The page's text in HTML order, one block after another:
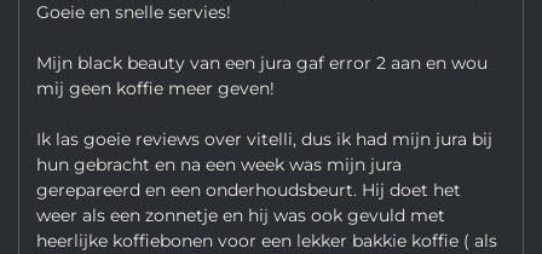
Goeie en snelle servies!
Mijn black beauty van een jura gaf error 2 aan en wou
mij geen koffie meer geven!
Ik las goeie reviews over vitelli, dus ik had mijn jura bij
hun gebracht en na een week was mijn jura
gerepareerd en een onderhoudsbeurt. Hij doet het
weer als een zonnetje en hij was ook gevuld met
heerlijke koffiebonen voor een lekker bakkie koffie ( als